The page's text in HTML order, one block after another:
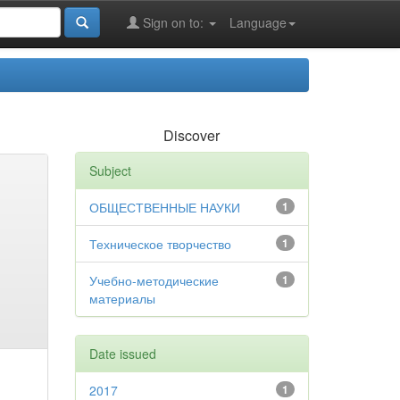
Language
Sign on to:
Discover
Subject
1
ОБЩЕСТВЕННЫЕ НАУКИ
1
Техническое творчество
1
Учебно-методические
материалы
Date issued
1
2017